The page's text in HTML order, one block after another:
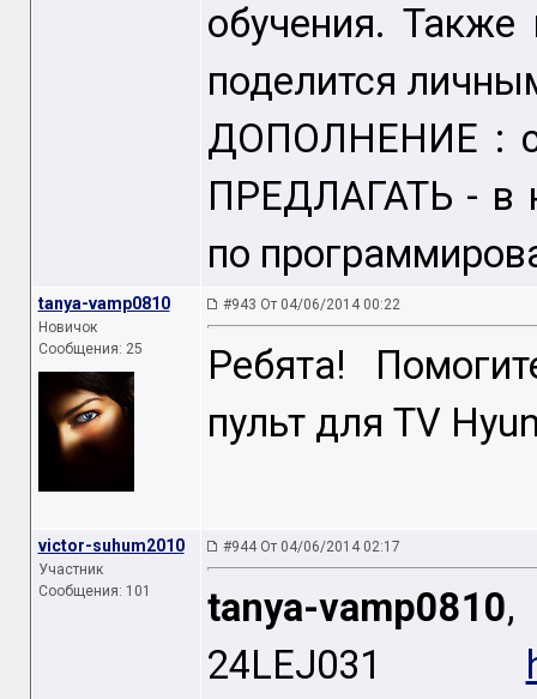
обучения. Также
поделится
ДОПОЛНЕНИЕ :
ПРЕДЛАГАТЬ - в
по
tanya-vamp0810
Новичок
Сообщения: 25
#943 От 04/06/2014 00:22
Ребята!
пульт для TV
victor-suhum2010
Участник
Сообщения: 101
#944 От 04/06/2014 02:17
tanya-vamp0810,
24LEJ031